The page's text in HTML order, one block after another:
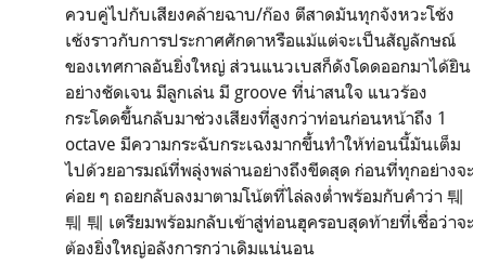
ควบคู่ไปกับเสียงคล้ายฉาบ/ก๊อง ตีสาดมันทุกจังหวะโช้ง
เช้งราวกับการประกาศศักดาหรือแม้แต่จะเป็นสัญลักษณ์
ของเทศกาลอันยิ่งใหญ่ ส่วนแนวเบสก็ดังโดดออกมาได้ยิน
อย่างชัดเจน มีลูกเล่น มี groove ที่น่าสนใจ แนวร้อง
กระโดดขึ้นกลับมาช่วงเสียงที่สูงกว่าท่อนก่อนหน้าถึง 1
octave มีความกระฉับกระเฉงมากขึ้นทำให้ท่อนนี้มันเต็ม
ไปด้วยอารมณ์ที่พลุ่งพล่านอย่างถึงขีดสุด ก่อนที่ทุกอย่างจะ
ค่อย ๆ ถอยกลับลงมาตามโน้ตที่ไล่ลงต่ำพร้อมกับคำว่า 퉤
퉤 퉤 เตรียมพร้อมกลับเข้าสู่ท่อนฮุครอบสุดท้ายที่เชื่อว่าจะ
ต้องยิ่งใหญ่อลังการกว่าเดิมแน่นอน